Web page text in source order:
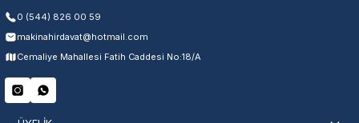
Servisi Nasıl Bulurum?
0 (544) 826 00 59
makinahirdavat@hotmail.com
Cemaliye Mahallesi Fatih Caddesi No:18/A